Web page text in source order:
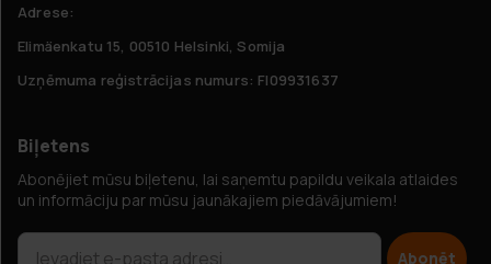
Adrese:
Elimäenkatu 15, 00510 Helsinki, Somija
Uzņēmuma reģistrācijas numurs: FI09931637
Biļetens
Abonējiet mūsu biļetenu, lai saņemtu papildu veikala atlaides
un informāciju par mūsu jaunākajiem piedāvājumiem!
Abonēt